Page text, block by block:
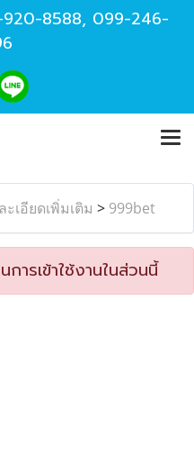
8588, 099-246-
เอียดเพิ่มเติม > 999bet
ารเข้าใช้งานในส่วนนี้